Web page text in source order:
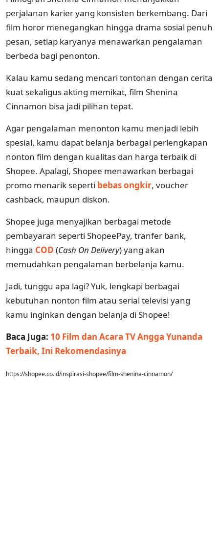
perjalanan karier yang konsisten berkembang. Dari
film horor menegangkan hingga drama sosial penuh
pesan, setiap karyanya menawarkan pengalaman
berbeda bagi penonton.
Kalau kamu sedang mencari tontonan dengan cerita
kuat sekaligus akting memikat, film Shenina
Cinnamon bisa jadi pilihan tepat.
Agar pengalaman menonton kamu menjadi lebih
spesial, kamu dapat belanja berbagai perlengkapan
nonton film dengan kualitas dan harga terbaik di
Shopee. Apalagi, Shopee menawarkan berbagai
promo menarik seperti bebas ongkir, voucher
cashback, maupun diskon.
Shopee juga menyajikan berbagai metode
pembayaran seperti ShopeePay, tranfer bank,
hingga COD (Cash On Delivery) yang akan
memudahkan pengalaman berbelanja kamu.
Jadi, tunggu apa lagi? Yuk, lengkapi berbagai
kebutuhan nonton film atau serial televisi yang
kamu inginkan dengan belanja di Shopee!
Baca Juga: 10 Film dan Acara TV Angga Yunanda
Terbaik, Ini Rekomendasinya
https://shopee.co.id/inspirasi-shopee/film-shenina-cinnamon/